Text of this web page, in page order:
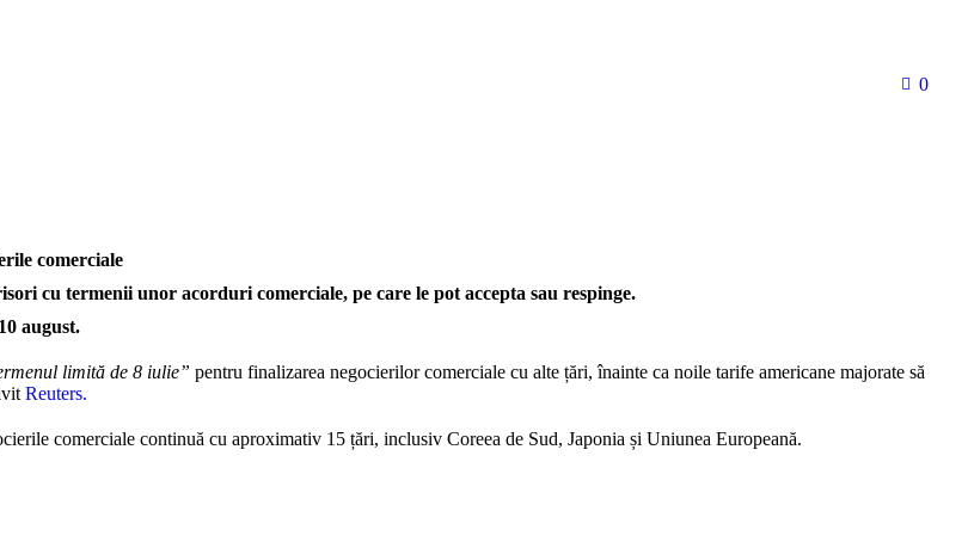
0
comerciale
cu termenii unor acorduri comerciale, pe care le pot accepta sau respinge.
august.
limită de 8 iulie”pentru finalizarea negocierilor comerciale cu alte țări, înainte ca noile tarife americane majorate să
Reuters.
comerciale continuă cu aproximativ 15 țări, inclusiv Coreea de Sud, Japonia și Uniunea Europeană.